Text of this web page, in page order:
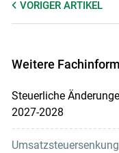
VORIGER ARTIKEL
Weitere
Steuerliche
2027-2028